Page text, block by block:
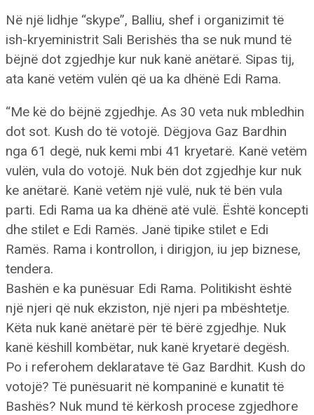
Në një lidhje “skype”, Balliu, shef i organizimit të
ish-kryeministrit Sali Berishës tha se nuk mund të
bëjnë dot zgjedhje kur nuk kanë anëtarë. Sipas tij,
ata kanë vetëm vulën që ua ka dhënë Edi Rama.
“Me kë do bëjnë zgjedhje. As 30 veta nuk mbledhin
dot sot. Kush do të votojë. Dëgjova Gaz Bardhin
nga 61 degë, nuk kemi mbi 41 kryetarë. Kanë vetëm
vulën, vula do votojë. Nuk bën dot zgjedhje kur nuk
ke anëtarë. Kanë vetëm një vulë, nuk të bën vula
parti. Edi Rama ua ka dhënë atë vulë. Është koncepti
dhe stilet e Edi Ramës. Janë tipike stilet e Edi
Ramës. Rama i kontrollon, i dirigjon, iu jep biznese,
tendera.
Bashën e ka punësuar Edi Rama. Politikisht është
një njeri që nuk ekziston, një njeri pa mbështetje.
Këta nuk kanë anëtarë për të bërë zgjedhje. Nuk
kanë këshill kombëtar, nuk kanë kryetarë degësh.
Po i referohem deklaratave të Gaz Bardhit. Kush do
votojë? Të punësuarit në kompaninë e kunatit të
Bashës? Nuk mund të kërkosh procese zgjedhore